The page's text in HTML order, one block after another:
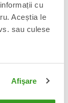
cu
Aceștia le
sau culese
Afişare